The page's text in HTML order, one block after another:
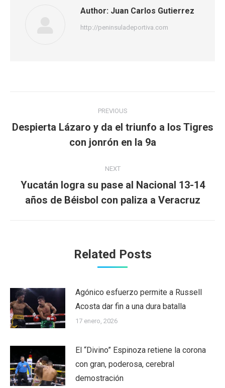
Author: Juan Carlos Gutierrez
http://peninsuladeportiva.com
navigation
PREVIOUS
Previous
post:
Despierta Lázaro y da el triunfo a los Tigres
con jonrón en la 9a
NEXT
Next
post:
Yucatán logra su pase al Nacional 13-14
años de Béisbol con paliza a Veracruz
Related Posts
Agónico esfuerzo permite a Russell
Acosta dar fin a una dura batalla
17 enero, 2026
El “Divino” Espinoza retiene la corona
con gran, poderosa, cerebral
demostración